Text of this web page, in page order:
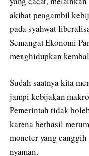
akibat pengambil
pada syahwat
Semangat Ekonomi
menghidupkan
Sudah saatnya kita
jampi kebijakan
Pemerintah tidak
karena berhasil
moneter yang
nyaman.